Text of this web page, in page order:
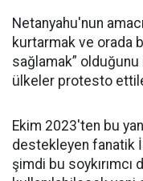
Netanyahu'nun
kurtarmak ve orada
sağlamak”
ülkeler protesto
Ekim 2023'ten bu
destekleyen fanatik
şimdi bu